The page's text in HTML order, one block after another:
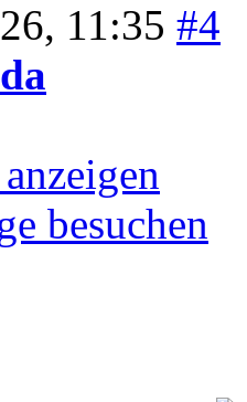
11:35 #4
besuchen